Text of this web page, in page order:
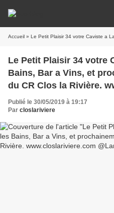
Accueil » Le Petit Plaisir 34 votre Caviste a Lamalou les Bains, Bar a Vins, et
Le Petit Plaisir 34 votre
Bains, Bar a Vins, et
du CR Clos la Rivière.
@Lamalou-les-Bains
Publié le 30/05/2019 à 19:17
Par closlariviere